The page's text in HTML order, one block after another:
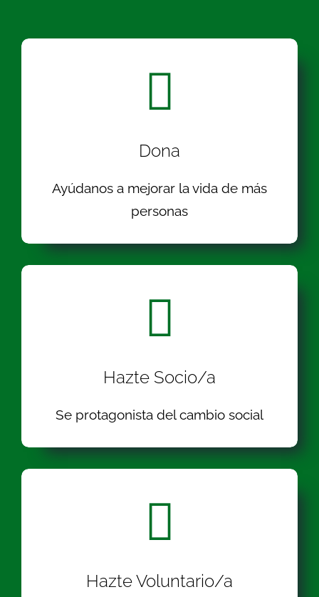
Dona
Ayúdanos a mejorar la vida de más
personas
Hazte Socio/a
Se protagonista del cambio social
Hazte Voluntario/a